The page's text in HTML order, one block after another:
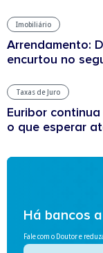
Imobiliário
Arrendamento:
encurtou no
Taxas de Juro
Euribor
o que esperar
Há bancos
Fale com o Doutor e